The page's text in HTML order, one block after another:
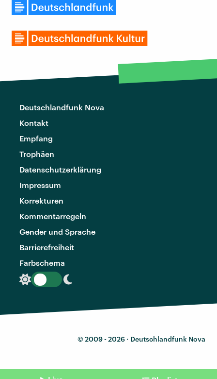
Deutschlandfunk Nova
Kontakt
Empfang
Trophäen
Datenschutzerklärung
Impressum
Korrekturen
Kommentarregeln
Gender und Sprache
Barrierefreiheit
Farbschema
© 2009 - 2026 · Deutschlandfunk Nova